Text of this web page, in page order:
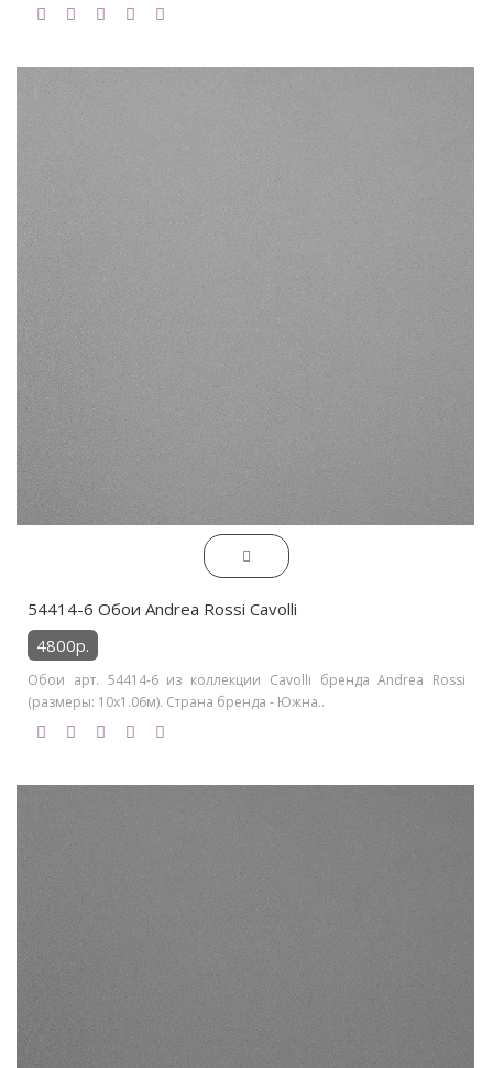
54414-6 Обои Andrea Rossi Cavolli
4800р.
Обои арт. 54414-6 из коллекции Cavolli бренда Andrea Rossi
(размеры: 10х1.06м). Страна бренда - Южна..